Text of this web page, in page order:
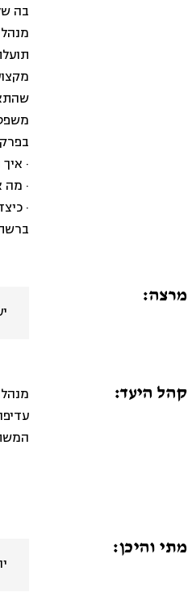
בה
·
· מה
·
מרצה:
קהל היעד:
מתי והיכן:
יום